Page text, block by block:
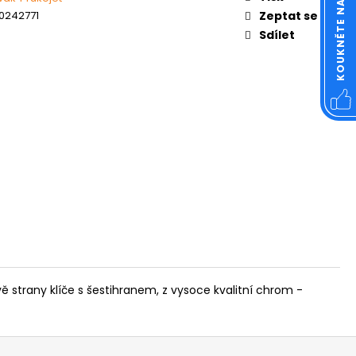
Zeptat se
Sdílet
strany klíče s šestihranem, z vysoce kvalitní chrom -
ČTVERCOVÁ NEREZ